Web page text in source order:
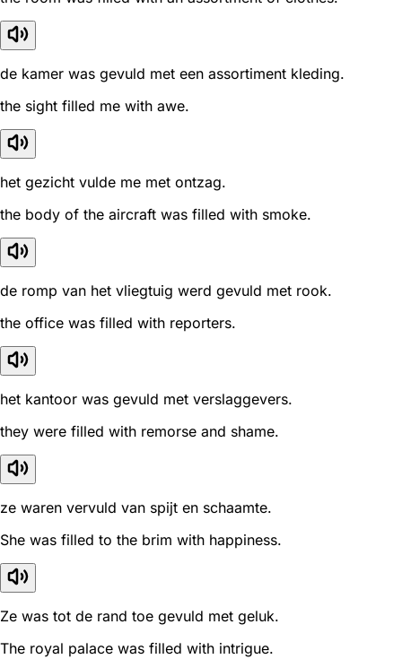
de kamer was gevuld met een assortiment kleding.
the sight filled me with awe.
het gezicht vulde me met ontzag.
the body of the aircraft was filled with smoke.
de romp van het vliegtuig werd gevuld met rook.
the office was filled with reporters.
het kantoor was gevuld met verslaggevers.
they were filled with remorse and shame.
ze waren vervuld van spijt en schaamte.
She was filled to the brim with happiness.
Ze was tot de rand toe gevuld met geluk.
The royal palace was filled with intrigue.